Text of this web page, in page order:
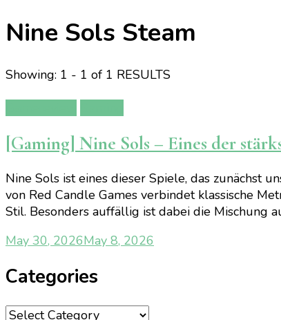
Nine Sols Steam
Showing: 1 - 1 of 1 RESULTS
[Gaming] Nine Sols – Eines der
Nine Sols ist eines dieser Spiele, das zunächst
von Red Candle Games verbindet klassische
Stil. Besonders auffällig ist dabei die Mischung
May 30, 2026May 8, 2026
Categories
Categories